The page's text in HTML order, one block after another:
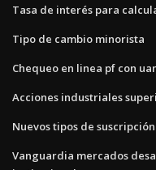
Tasa de interés para
Tipo de cambio minorista
Chequeo en linea pf con
Acciones industriales
Nuevos tipos de
Vanguardia mercados